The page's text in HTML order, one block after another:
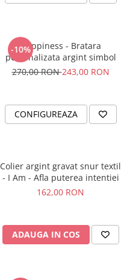
-10%Happiness - Bratara
personalizata argint simbol
270,00 RON243,00 RON
CONFIGUREAZA
Colier argint gravat snur textil
- I Am - Afla puterea intentiei
162,00 RON
ADAUGA IN COS